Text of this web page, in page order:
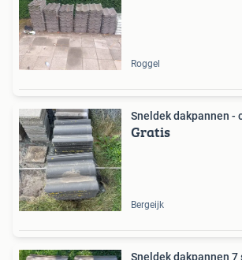
Roggel
Sneldek dakpannen -
Gratis
Bergeijk
Sneldek dakpannen